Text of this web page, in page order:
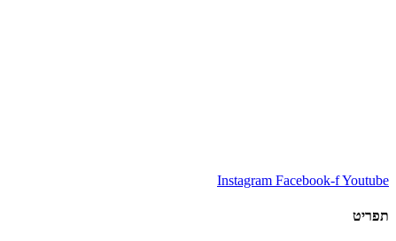
Instagram Facebook-fYoutube
תפריט